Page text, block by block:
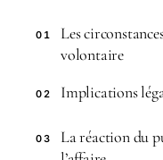
01
Les
volontaire
02 Implications
03
La réaction du